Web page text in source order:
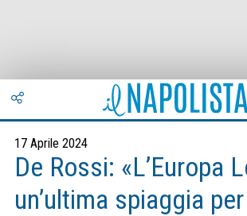
17 Aprile 2024
De Rossi: «L’Europa
un’ultima spiaggia